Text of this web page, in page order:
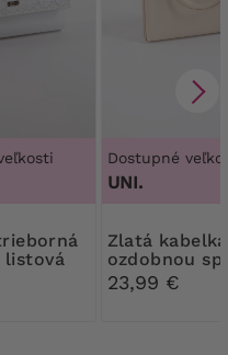
listová
Dostupné
UNI.
Zlatá kabelka s
ozdobnou
23,99 €